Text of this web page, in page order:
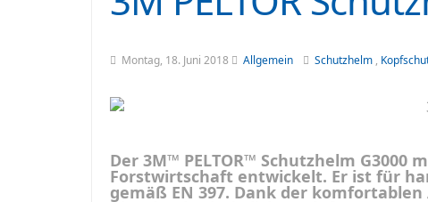
Montag, 18. Juni 2018 Allgemein Schutzhelm ,
Der 3M™ PELTOR™ Schutzhelm
Forstwirtschaft entwickelt. Er ist für
gemäß EN 397. Dank der